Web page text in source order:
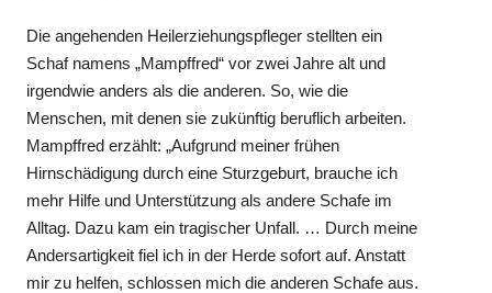
Die angehenden Heilerziehungspfleger stellten ein
Schaf namens „Mampffred“ vor zwei Jahre alt und
irgendwie anders als die anderen. So, wie die
Menschen, mit denen sie zukünftig beruflich arbeiten.
Mampffred erzählt: „Aufgrund meiner frühen
Hirnschädigung durch eine Sturzgeburt, brauche ich
mehr Hilfe und Unterstützung als andere Schafe im
Alltag. Dazu kam ein tragischer Unfall. … Durch meine
Andersartigkeit fiel ich in der Herde sofort auf. Anstatt
mir zu helfen, schlossen mich die anderen Schafe aus.